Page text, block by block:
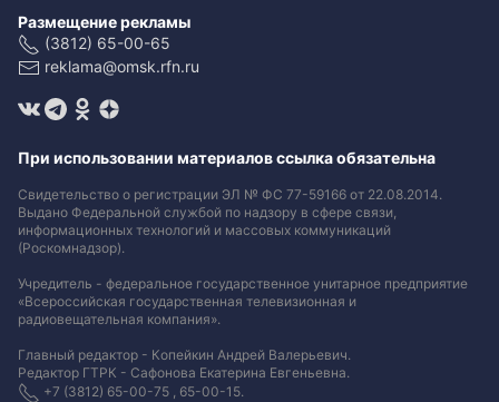
Размещение рекламы
(3812) 65-00-65
reklama@omsk.rfn.ru
При использовании материалов ссылка обязательна
Свидетельство о регистрации ЭЛ № ФС 77-59166 от 22.08.2014.
Выдано Федеральной службой по надзору в сфере связи,
информационных технологий и массовых коммуникаций
(Роскомнадзор).
Учредитель - федеральное государственное унитарное предприятие
«Всероссийская государственная телевизионная и
радиовещательная компания».
Главный редактор - Копейкин Андрей Валерьевич.
Редактор ГТРК - Сафонова Екатерина Евгеньевна.
+7 (3812) 65-00-75 , 65-00-15.